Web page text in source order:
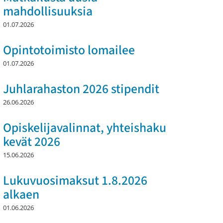
mahdollisuuksia
01.07.2026
Opintotoimisto lomailee
01.07.2026
Juhlarahaston 2026 stipendit
26.06.2026
Opiskelijavalinnat, yhteishaku
kevät 2026
15.06.2026
Lukuvuosimaksut 1.8.2026
alkaen
01.06.2026